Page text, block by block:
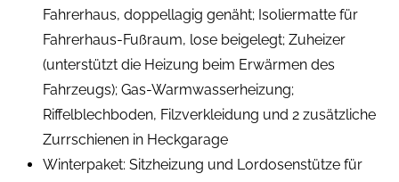
Fahrerhaus, doppellagig genäht; Isoliermatte für
Fahrerhaus-Fußraum, lose beigelegt; Zuheizer
(unterstützt die Heizung beim Erwärmen des
Fahrzeugs); Gas-Warmwasserheizung;
Riffelblechboden, Filzverkleidung und 2 zusätzliche
Zurrschienen in Heckgarage
Winterpaket: Sitzheizung und Lordosenstütze für